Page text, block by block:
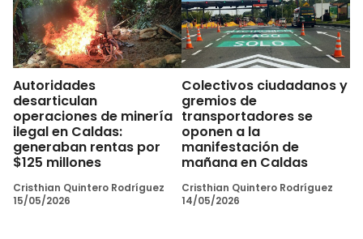
Autoridades
desarticulan
operaciones de minería
ilegal en Caldas:
generaban rentas por
$125 millones
Cristhian Quintero Rodríguez
15/05/2026
Colectivos ciudadanos y
gremios de
transportadores se
oponen a la
manifestación de
mañana en Caldas
Cristhian Quintero Rodríguez
14/05/2026